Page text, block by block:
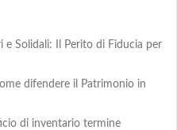
e Solidali: Il Perito di Fiducia per
difendere il Patrimonio in
di inventario termine